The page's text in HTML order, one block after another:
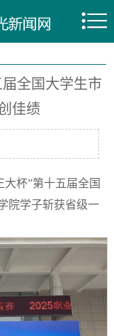
全国大学生市
佳绩
杯”第十五届全国
院学子斩获省级一